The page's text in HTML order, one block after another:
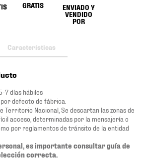
GRATIS
ENVIADO Y
VENDIDO
POR
Características
7 días hábiles
defecto de fábrica.
Territorio Nacional, Se descartan las zonas de
acceso, determinadas por la mensajería o
por reglamentos de tránsito de la entidad
es importante consultar guía de
correcta.